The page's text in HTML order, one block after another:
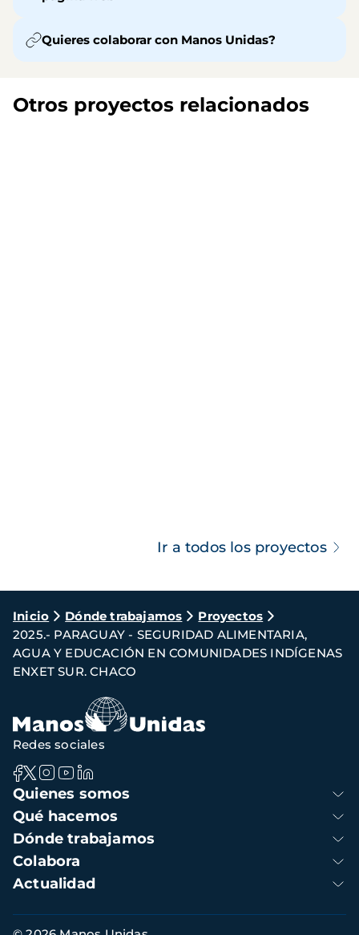
Quieres colaborar con Manos Unidas?
Otros proyectos relacionados
Ir a todos los proyectos
Ruta
de
navegación
Inicio Dónde trabajamos
Proyectos
2025.- PARAGUAY - SEGURIDAD ALIMENTARIA,
AGUA Y EDUCACIÓN EN COMUNIDADES INDÍGENAS
ENXET SUR. CHACO
Navegación
principal
Quienes somos
Qué hacemos
Dónde trabajamos
Colabora
Actualidad
Redes sociales